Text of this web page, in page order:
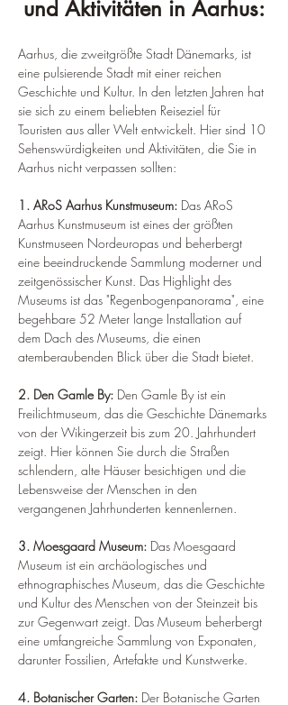
und Aktivitäten in Aarhus:
Aarhus, die zweitgrößte Stadt Dänemarks, ist
eine pulsierende Stadt mit einer reichen
Geschichte und Kultur. In den letzten Jahren hat
sie sich zu einem beliebten Reiseziel für
Touristen aus aller Welt entwickelt. Hier sind 10
Sehenswürdigkeiten und Aktivitäten, die Sie in
Aarhus nicht verpassen sollten:
1. ARoS Aarhus Kunstmuseum: Das ARoS
Aarhus Kunstmuseum ist eines der größten
Kunstmuseen Nordeuropas und beherbergt
eine beeindruckende Sammlung moderner und
zeitgenössischer Kunst. Das Highlight des
Museums ist das "Regenbogenpanorama", eine
begehbare 52 Meter lange Installation auf
dem Dach des Museums, die einen
atemberaubenden Blick über die Stadt bietet.
2. Den Gamle By: Den Gamle By ist ein
Freilichtmuseum, das die Geschichte Dänemarks
von der Wikingerzeit bis zum 20. Jahrhundert
zeigt. Hier können Sie durch die Straßen
schlendern, alte Häuser besichtigen und die
Lebensweise der Menschen in den
vergangenen Jahrhunderten kennenlernen.
3. Moesgaard Museum: Das Moesgaard
Museum ist ein archäologisches und
ethnographisches Museum, das die Geschichte
und Kultur des Menschen von der Steinzeit bis
zur Gegenwart zeigt. Das Museum beherbergt
eine umfangreiche Sammlung von Exponaten,
darunter Fossilien, Artefakte und Kunstwerke.
4. Botanischer Garten: Der Botanische Garten